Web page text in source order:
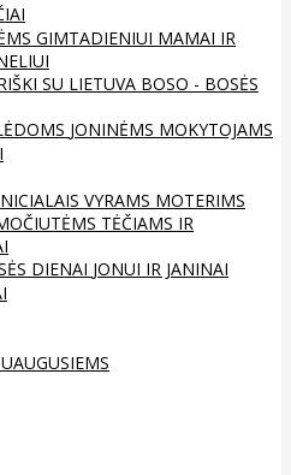
GIMTADIENIUI MAMAI IR
SU LIETUVA BOSO - BOSĖS
JONINĖMS MOKYTOJAMS
VYRAMS MOTERIMS
TĖČIAMS IR
DIENAI JONUI IR JANINAI